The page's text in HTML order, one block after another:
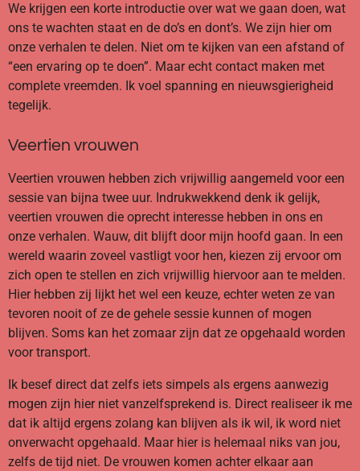
We krijgen een korte introductie over wat we gaan doen, wat
ons te wachten staat en de do’s en dont’s. We zijn hier om
onze verhalen te delen. Niet om te kijken van een afstand of
“een ervaring op te doen”. Maar echt contact maken met
complete vreemden. Ik voel spanning en nieuwsgierigheid
tegelijk.
Veertien vrouwen
Veertien vrouwen hebben zich vrijwillig aangemeld voor een
sessie van bijna twee uur. Indrukwekkend denk ik gelijk,
veertien vrouwen die oprecht interesse hebben in ons en
onze verhalen. Wauw, dit blijft door mijn hoofd gaan. In een
wereld waarin zoveel vastligt voor hen, kiezen zij ervoor om
zich open te stellen en zich vrijwillig hiervoor aan te melden.
Hier hebben zij lijkt het wel een keuze, echter weten ze van
tevoren nooit of ze de gehele sessie kunnen of mogen
blijven. Soms kan het zomaar zijn dat ze opgehaald worden
voor transport.
Ik besef direct dat zelfs iets simpels als ergens aanwezig
mogen zijn hier niet vanzelfsprekend is. Direct realiseer ik me
dat ik altijd ergens zolang kan blijven als ik wil, ik word niet
onverwacht opgehaald. Maar hier is helemaal niks van jou,
zelfs de tijd niet. De vrouwen komen achter elkaar aan